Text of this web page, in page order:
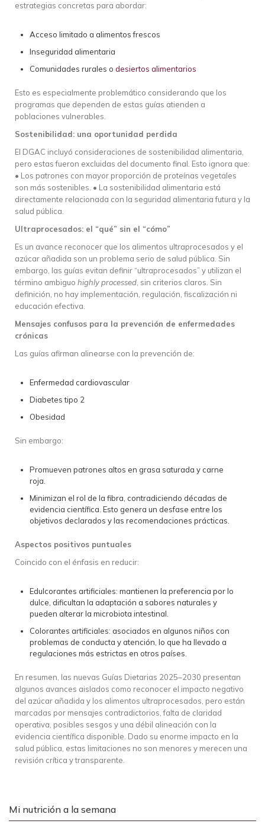
estrategias concretas para abordar:
Acceso limitado a alimentos frescos
Inseguridad alimentaria
Comunidades rurales o desiertos alimentarios
Esto es especialmente problemático considerando que los
programas que dependen de estas guías atienden a
poblaciones vulnerables.
Sostenibilidad: una oportunidad perdida
El DGAC incluyó consideraciones de sostenibilidad alimentaria,
pero estas fueron excluidas del documento final. Esto ignora que:
• Los patrones con mayor proporción de proteínas vegetales
son más sostenibles. • La sostenibilidad alimentaria está
directamente relacionada con la seguridad alimentaria futura y la
salud pública.
Ultraprocesados: el “qué” sin el “cómo”
Es un avance reconocer que los alimentos ultraprocesados y el
azúcar añadida son un problema serio de salud pública. Sin
embargo, las guías evitan definir “ultraprocesados” y utilizan el
término ambiguo highly processed , sin criterios claros. Sin
definición, no hay implementación, regulación, fiscalización ni
educación efectiva.
Mensajes confusos para la prevención de enfermedades
crónicas
Las guías afirman alinearse con la prevención de:
Enfermedad cardiovascular
Diabetes tipo 2
Obesidad
Sin embargo:
Promueven patrones altos en grasa saturada y carne
roja.
Minimizan el rol de la fibra, contradiciendo décadas de
evidencia científica. Esto genera un desfase entre los
objetivos declarados y las recomendaciones prácticas.
Aspectos positivos puntuales
Coincido con el énfasis en reducir:
Edulcorantes artificiales: mantienen la preferencia por lo
dulce, dificultan la adaptación a sabores naturales y
pueden alterar la microbiota intestinal.
Colorantes artificiales: asociados en algunos niños con
problemas de conducta y atención, lo que ha llevado a
regulaciones más estrictas en otros países.
En resumen, las nuevas Guías Dietarias 2025–2030 presentan
algunos avances aislados como reconocer el impacto negativo
del azúcar añadida y los alimentos ultraprocesados, pero están
marcadas por mensajes contradictorios, falta de claridad
operativa, posibles sesgos y una débil alineación con la
evidencia científica disponible. Dado su enorme impacto en la
salud pública, estas limitaciones no son menores y merecen una
revisión crítica y transparente.
Mi nutrición a la semana